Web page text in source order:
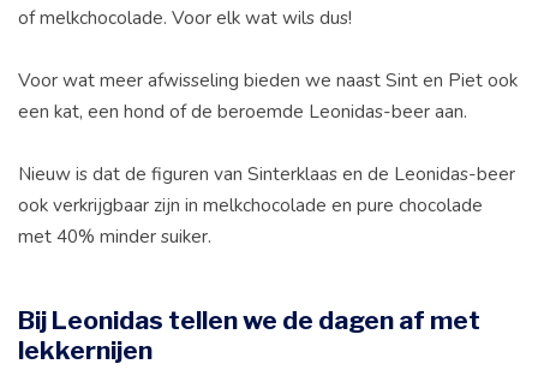
of melkchocolade. Voor elk wat wils dus!
Voor wat meer afwisseling bieden we naast Sint en Piet ook
een kat, een hond of de beroemde Leonidas-beer aan.
Nieuw is dat de figuren van Sinterklaas en de Leonidas-beer
ook verkrijgbaar zijn in melkchocolade en pure chocolade
met 40% minder suiker.
Bij Leonidas tellen we de dagen af met
lekkernijen